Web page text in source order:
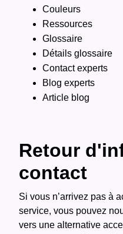
Couleurs
Ressources
Glossaire
Détails glossaire
Contact experts
Blog experts
Article blog
Retour
contact
Si vous n’arrivez pas à
service, vous pouvez
vers une alternative